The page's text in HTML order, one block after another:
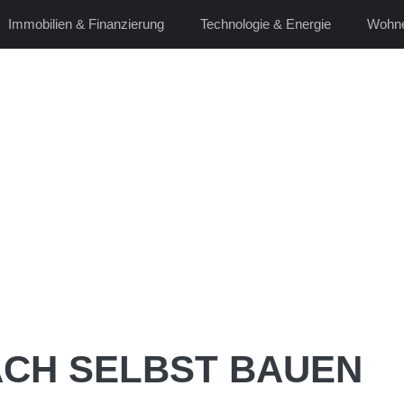
Immobilien & Finanzierung Technologie & Energie
SELBST BAUEN